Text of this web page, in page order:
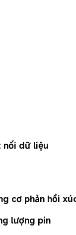
nối dữ liệu
cơ phản hồi
lượng pin